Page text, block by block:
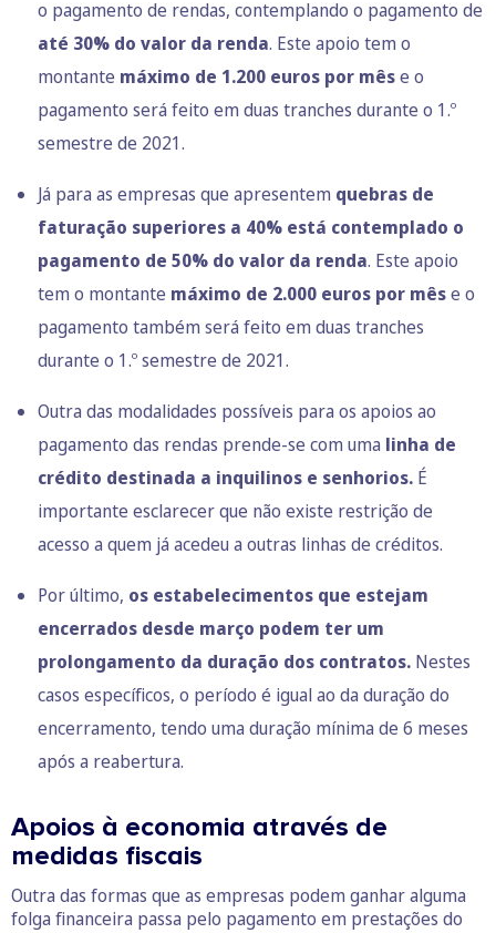
o pagamento de rendas, contemplando o pagamento de
até 30% do valor da renda. Este apoio tem o
montante máximo de 1.200 euros por mêse o
pagamento será feito em duas tranches durante o 1.º
semestre de 2021.
Já para as empresas que apresentem quebras de
faturação superiores a 40% está contemplado o
pagamento de 50% do valor da renda. Este apoio
tem o montante máximo de 2.000 euros por mêse o
pagamento também será feito em duas tranches
durante o 1.º semestre de 2021.
Outra das modalidades possíveis para os apoios ao
pagamento das rendas prende-se com uma linha de
crédito destinada a inquilinos e senhorios. É
importante esclarecer que não existe restrição de
acesso a quem já acedeu a outras linhas de créditos.
Por último, os estabelecimentos que estejam
encerrados desde março podem ter um
prolongamento da duração dos contratos. Nestes
casos específicos, o período é igual ao da duração do
encerramento, tendo uma duração mínima de 6 meses
após a reabertura.
Apoios à economia através de
medidas fiscais
Outra das formas que as empresas podem ganhar alguma
folga financeira passa pelo pagamento em prestações do